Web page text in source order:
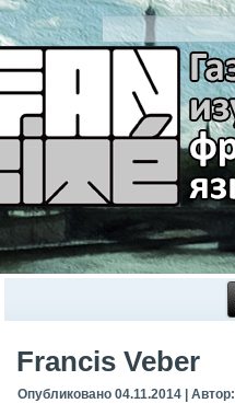
Francis Veber
Опубликовано 04.11.2014 |Автор: